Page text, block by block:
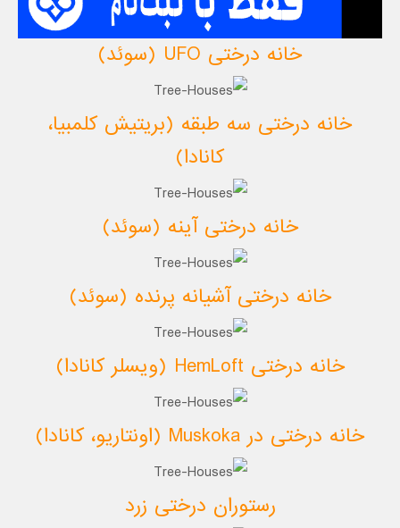
خانه درختی UFO (سوئد)
خانه درختی سه طبقه (بریتیش کلمبیا،
کانادا)
خانه درختی آینه (سوئد)
خانه درختی آشیانه پرنده (سوئد)
خانه درختی HemLoft (ویسلر کانادا)
خانه درختی در Muskoka (اونتاریو، کانادا)
رستوران درختی زرد